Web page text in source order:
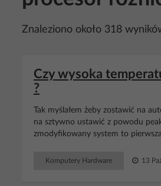
Znaleziono około 318
Czy wysoka
?
Tak myślałem żeby zostawić na
na sztywno ustawić z powodu
zmodyfikowany system to
Komputery Hardware 13